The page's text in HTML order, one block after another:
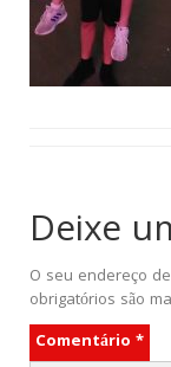
Deixe
O seu endereço
obrigatórios são
Comentário *